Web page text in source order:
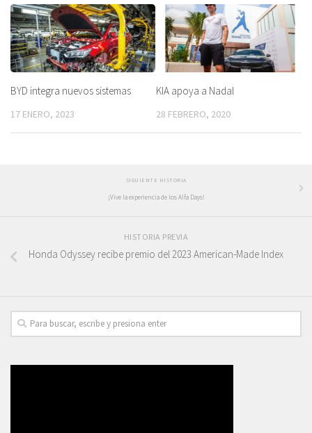
BYD integra nuevos sistemas
17 ENERO, 2023
KIA apoya a Nadal
28 FEBRERO, 2020
SIGUIENTE HISTORIA
¡Vive la experiencia de los Alfa Days!
HISTORIA PREVIA
Honda Odyssey recibe premio del 2023 American-Made Index